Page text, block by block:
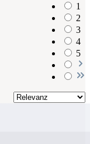
1
2
3
4
5